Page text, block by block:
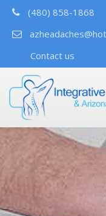
(480) 858-1868
Contact us